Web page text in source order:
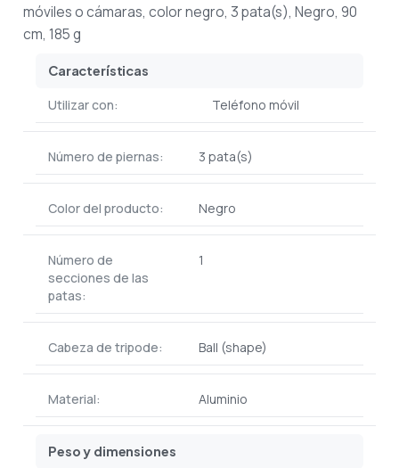
móviles o cámaras, color negro, 3 pata(s), Negro, 90
cm, 185 g
Características
Utilizar con: Teléfono móvil
Número de piernas: 3 pata(s)
Color del producto: Negro
Número de
secciones de las
patas:
1
Cabeza de tripode: Ball (shape)
Material: Aluminio
Peso y dimensiones